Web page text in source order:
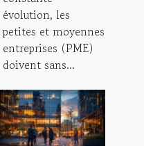
émergentes
évolution, les
petites et moyennes
entreprises (PME)
doivent sans...